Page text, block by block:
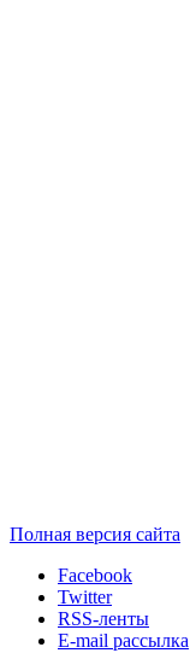
Полная версия сайта
Facebook
Twitter
RSS-ленты
E-mail рассылка